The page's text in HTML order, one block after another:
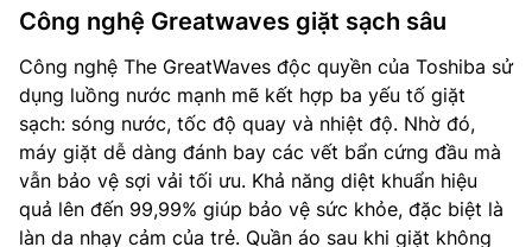
Công nghệ Greatwaves giặt sạch sâu
Công nghệ The GreatWaves độc quyền của Toshiba sử
dụng luồng nước mạnh mẽ kết hợp ba yếu tố giặt
sạch: sóng nước, tốc độ quay và nhiệt độ. Nhờ đó,
máy giặt dễ dàng đánh bay các vết bẩn cứng đầu mà
vẫn bảo vệ sợi vải tối ưu. Khả năng diệt khuẩn hiệu
quả lên đến 99,99% giúp bảo vệ sức khỏe, đặc biệt là
làn da nhạy cảm của trẻ. Quần áo sau khi giặt không